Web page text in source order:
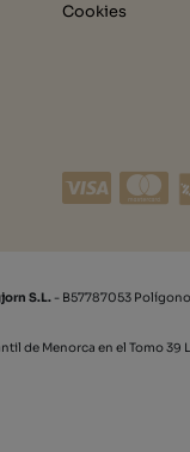
Cookies
S.L. - B57787053
de Menorca en el Tomo 39